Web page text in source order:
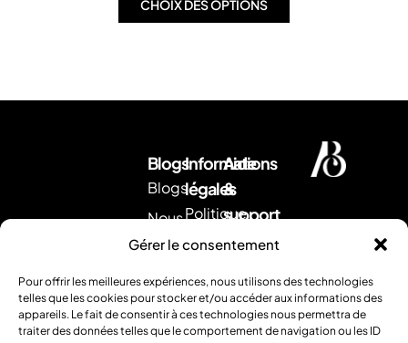
Gérer le consentement
Pour offrir les meilleures expériences, nous utilisons des technologies
telles que les cookies pour stocker et/ou accéder aux informations des
appareils. Le fait de consentir à ces technologies nous permettra de
traiter des données telles que le comportement de navigation ou les ID
CHOIX DES OPTIONS
Blogs
Blogs
Nous
contacter
remboursement
FAQ
Informations
légales
Politique
d'expédition
Mentions
légales
Aide
&
support
Envoyez
nous
un
mail.
Ou
contactez